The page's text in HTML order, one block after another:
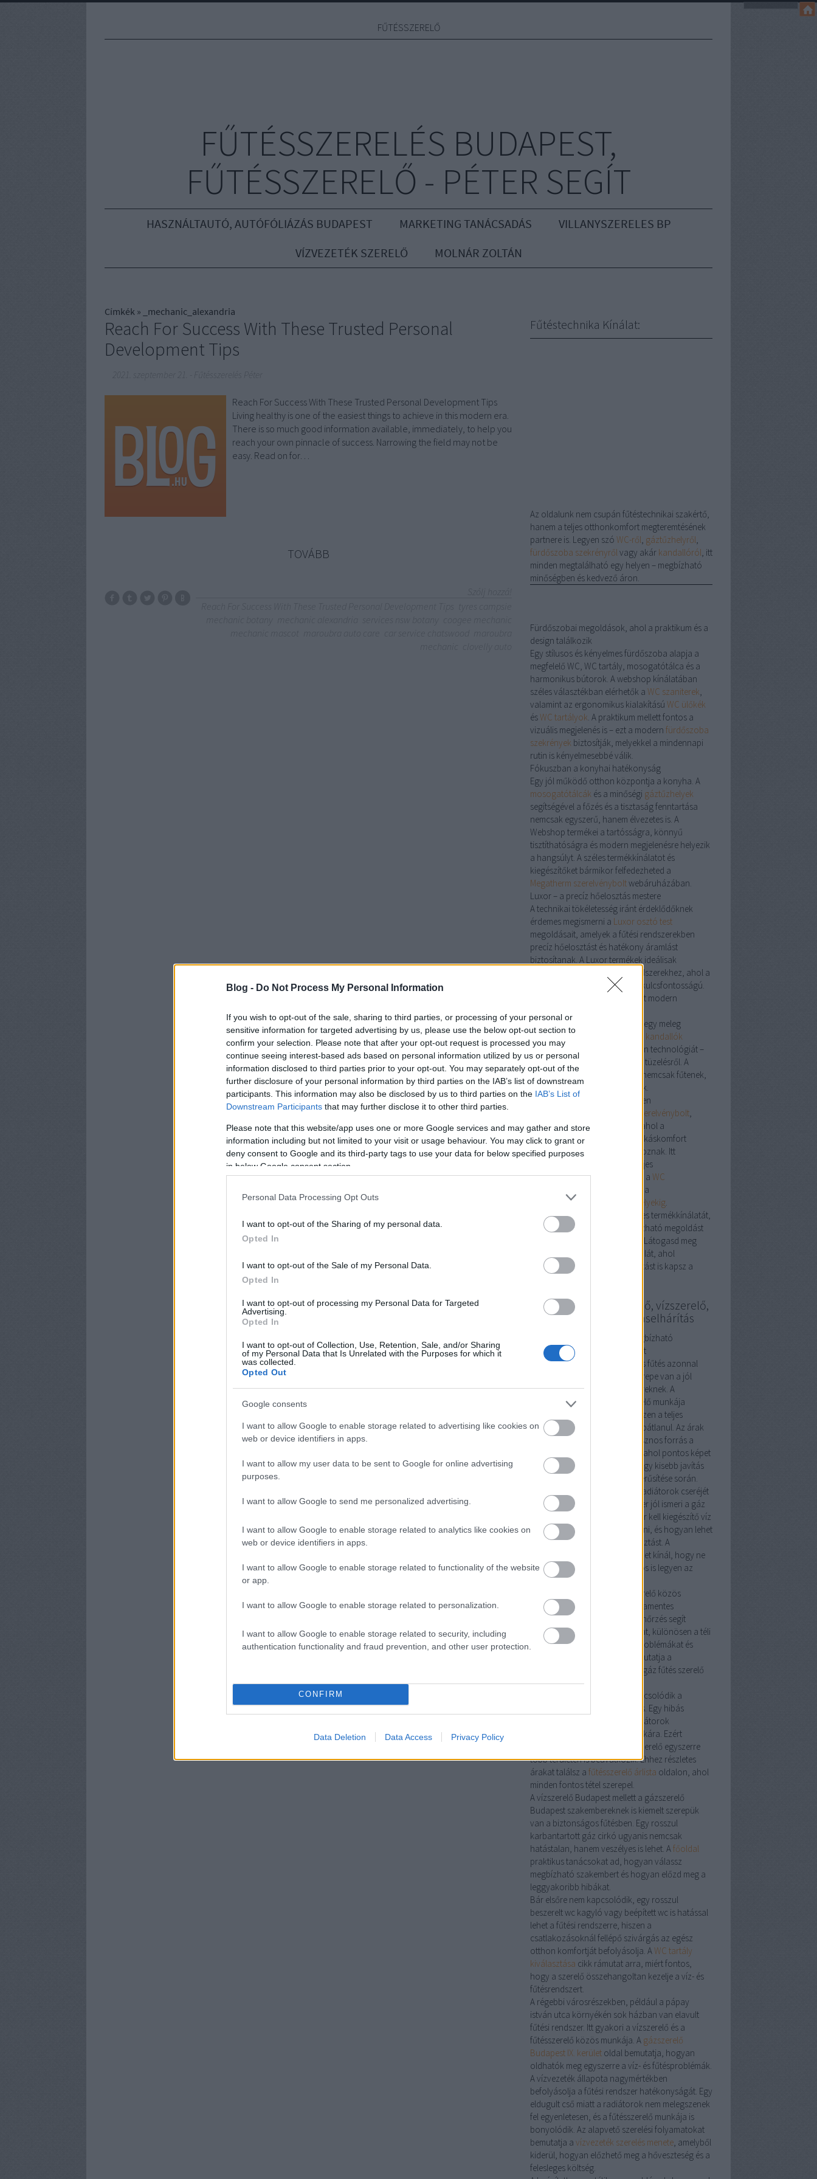
Blog - Do Not Process My Personal Information
If you wish to opt-out of the sale, sharing to third parties, or processing of your personal or
sensitive information for targeted advertising by us, please use the below opt-out section to
confirm your selection. Please note that after your opt-out request is processed you may
continue seeing interest-based ads based on personal information utilized by us or personal
information disclosed to third parties prior to your opt-out. You may separately opt-out of the
further disclosure of your personal information by third parties on the IAB’s list of downstream
participants. This information may also be disclosed by us to third parties on the IAB’s List of
Downstream Participants that may further disclose it to other third parties.
Please note that this website/app uses one or more Google services and may gather and store
information including but not limited to your visit or usage behaviour. You may click to grant or
deny consent to Google and its third-party tags to use your data for below specified purposes
in below Google consent section.
Personal Data Processing Opt Outs
I want to opt-out of the Sharing of my personal data.
Opted In
I want to opt-out of the Sale of my Personal Data.
Opted In
I want to opt-out of processing my Personal Data for Targeted
Advertising.
Opted In
I want to opt-out of Collection, Use, Retention, Sale, and/or Sharing
of my Personal Data that Is Unrelated with the Purposes for which it
was collected.
Opted Out
Google consents
I want to allow Google to enable storage related to advertising like cookies on
web or device identifiers in apps.
I want to allow my user data to be sent to Google for online advertising
purposes.
I want to allow Google to send me personalized advertising.
I want to allow Google to enable storage related to analytics like cookies on
web or device identifiers in apps.
I want to allow Google to enable storage related to functionality of the website
or app.
I want to allow Google to enable storage related to personalization.
I want to allow Google to enable storage related to security, including
authentication functionality and fraud prevention, and other user protection.
CONFIRM
Data Deletion Data Access Privacy Policy
FŰTÉSSZERELŐ
FŰTÉSSZERELÉS BUDAPEST,
FŰTÉSSZERELŐ - PÉTER SEGÍT
HASZNÁLTAUTÓ, AUTÓFÓLIÁZÁS BUDAPEST MARKETING TANÁCSADÁS
VILLANYSZERELES BP
VÍZVEZETÉK SZERELŐ
MOLNÁR ZOLTÁN
Címkék » _mechanic_alexandria
Reach For Success With These Trusted Personal
Development Tips
Reach For Success With These Trusted Personal Development Tips
Living healthy is one of the easiest things to achieve in this modern era.
There is so much good information available, immediately, to help you
reach your own pinnacle of success. Narrowing the field may not be
easy. Read on for…
TOVÁBB
Fűtéstechnika Kínálat:
Az oldalunk nem csupán fűtéstechnikai szakértő,
hanem a teljes otthonkomfort megteremtésének
partnere is. Legyen szó WC-ről, gáztűzhelyről,
fürdőszoba szekrényrőlvagy akár kandallóról, itt
minden megtalálható egy helyen – megbízható
minőségben és kedvező áron.
Fürdőszobai megoldások, ahol a praktikum és a
design találkozik
Egy stílusos és kényelmes fürdőszoba alapja a
megfelelő WC, WC tartály, mosogatótálca és a
harmonikus bútorok. A webshop kínálatában
széles választékban elérhetők a WC szaniterek,
valamint az ergonomikus kialakítású WC ülőkék
ésWC tartályok. A praktikum mellett fontos a
vizuális megjelenés is – ezt a modern fürdőszoba
szekrények biztosítják, melyekkel a mindennapi
rutin is kényelmesebbé válik.
Fókuszban a konyhai hatékonyság
Egy jól működő otthon központja a konyha. A
mosogatótálcák és a minőségi gáztűzhelyek
segítségével a főzés és a tisztaság fenntartása
nemcsak egyszerű, hanem élvezetes is. A
Webshop termékei a tartósságra, könnyű
tisztíthatóságra és modern megjelenésre helyezik
a hangsúlyt. A széles termékkínálatot és
kiegészítőket bármikor felfedezheted a
Megatherm szerelvényboltwebáruházában.
Luxor – a precíz hőelosztás mestere
A technikai tökéletesség iránt érdeklődőknek
érdemes megismerni a Luxor osztó test
megoldásait, amelyek a fűtési rendszerekben
precíz hőelosztást és hatékony áramlást
biztosítanak. A Luxor termékek ideálisak
padlófűtésekhez és zónás rendszerekhez, ahol a
pontosság és megbízhatóság kulcsfontosságú.
Kandalló: a klasszikus hangulat modern
Nincs is meghittebb érzés, mint egy meleg
kandallómellett eltöltött este. A kandallók
egyesítik a tradíciót és a modern technológiát –
legyen szó fa-, gáz- vagy pellet tüzelésről. A
kínálatban található modellek nemcsak fűtenek,
hanem a lakás díszévé is válnak.
Komplex megoldások egy helyen
szerelvénybolt,
hanem egy szakmai központ, ahol a
fűtéstechnikai, vízvezetéki és lakáskomfort
termékek harmonikusan találkoznak. Itt
megtalálható minden, ami a teljes
otthonfelújításhoz szükséges – a WC
, a
mosogatótálcáktól
gáztűzhelyekig.
Fedezd fel a
teljes termékkínálatát,
és találd meg a stílusos, megbízható megoldást
otthonod minden helyiségébe. Látogasd meg
weboldalát, ahol
inspirációt és szakmai támogatást is kapsz a
Gázszerelő, fűtésszerelő, vízszerelő,
fogszabályozás, duguláselhárítás
Fűtésszerelés Budapesten: megbízható
szakemberek a meleg otthonért
A hideg hónapokban egy hibás fűtés azonnal
megmutatja, milyen fontos szerepe van a jól
képzettfűtésszerelő
szakembereknek. A
vízvezeték szerelő
vízszerelő munkája
sokszor kiegészíti egymást, hiszen a teljes
rendszer csak így működhet hibátlanul. Az árak
és munkadíjak átlátásához hasznos forrás a
, ahol pontos képet
kapsz arról, mire számíthatsz egy kisebb javítás
vagy egy teljes rendszer korszerűsítése során.
nem csupán a radiátorok cseréjét
jelenti. Egy tapasztalt szakember jól ismeri a gáz
rendszereket, tudja, mikor kell kiegészítő víz
gáz fűtésszerelő
munkát végezni, és hogyan lehet
optimalizálni az energiafogyasztást. A
oldal számos tippet kínál, hogy ne
csak meleg, hanem biztonságos is legyen az
otthonod.
fűtésszerelő közös
feladata a kazán és a cirkó hibamentes
üzemeltetése. A rendszeres ellenőrzés segít
megelőzni a meghibásodásokat, különösen a téli
szezon előtt. A leggyakoribb problémákat és
megoldásokat részletesen bemutatja a
víz gáz fűtés szerelő
feladatai is szerepelnek.
kell, gyakran kapcsolódik a
munkája a fűtési rendszerhez is. Egy hibás
hatással lehet a radiátorok
működésére és a cirkó hatásfokára. Ezért
víz gáz fűtésszerelő egyszerre
több területen is beavatkozik. Ehhez részletes
árakat találsz a fűtésszerelő árlista oldalon, ahol
minden fontos tétel szerepel.
Avízszerelő Budapest mellett a gázszerelő
Budapest szakembereknek is kiemelt szerepük
van a biztonságos fűtésben. Egy rosszul
karbantartott gáz cirkó ugyanis nemcsak
hatástalan, hanem veszélyes is lehet. Afőoldal
praktikus tanácsokat ad, hogyan válassz
megbízható szakembert és hogyan előzd meg a
leggyakoribb hibákat.
Bár elsőre nem kapcsolódik, egy rosszul
beszereltwc kagyló vagy beépített wc is hatással
lehet a fűtési rendszerre, hiszen a
csatlakozásoknál fellépő szivárgás az egész
otthon komfortját befolyásolja. AWC tartály
kiválasztása cikk rámutat arra, miért fontos,
hogy a szerelő összehangoltan kezelje a víz- és
fűtésrendszert.
A régebbi városrészekben, például a pápay
istván utca környékén sok házban van elavult
fűtési rendszer. Itt gyakori a vízszerelő és a
fűtésszerelő közös munkája. A gázszerelő
Budapest IX. kerület oldal bemutatja, hogyan
oldhatók meg egyszerre a víz- és fűtésproblémák.
Avízvezeték állapota nagymértékben
befolyásolja a fűtési rendszer hatékonyságát. Egy
eldugult cső miatt a radiátorok nem melegszenek
fel egyenletesen, és a fűtésszerelő munkája is
bonyolódik. Az alapvető szerelési folyamatokat
bemutatja a vízvezeték szerelés menete, amelyből
kiderül, hogyan előzhető meg a hőveszteség és a
felesleges költség.